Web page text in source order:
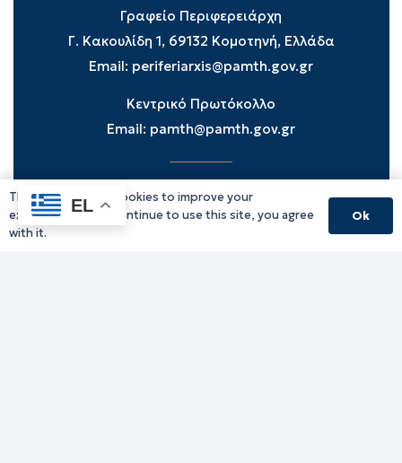
Γραφείο Περιφερειάρχη
Γ. Κακουλίδη 1, 69132 Κομοτηνή, Ελλάδα
Email: periferiarxis@pamth.gov.gr
Κεντρικό Πρωτόκολλο
Email: pamth@pamth.gov.gr
Υπηρεσίες Δράμας
Υπηρεσίες Καβάλας
EL
This website uses cookies to improve your
experience. If you continue to use this site, you agree
with it.
Ok